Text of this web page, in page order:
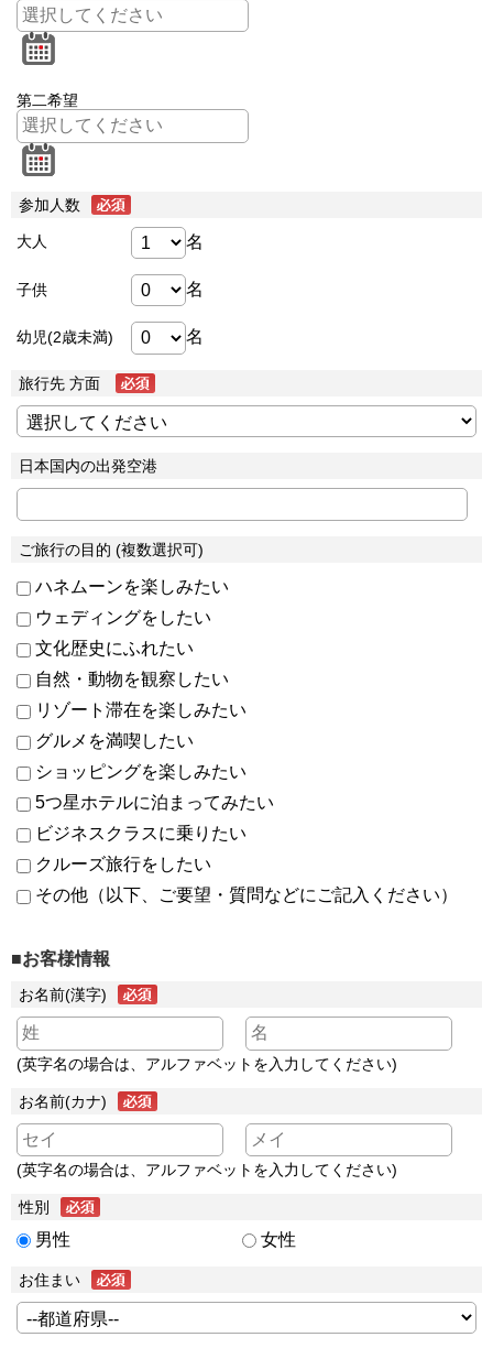
第二希望
参加人数
大人 名
子供 名
幼児(2歳未満) 名
旅行先 方面
日本国内の出発空港
ご旅行の目的 (複数選択可)
ハネムーンを楽しみたい
ウェディングをしたい
文化歴史にふれたい
自然・動物を観察したい
リゾート滞在を楽しみたい
グルメを満喫したい
ショッピングを楽しみたい
5つ星ホテルに泊まってみたい
ビジネスクラスに乗りたい
クルーズ旅行をしたい
その他（以下、ご要望・質問などにご記入ください）
■お客様情報
お名前(漢字)
(英字名の場合は、アルファベットを入力してください)
お名前(カナ)
(英字名の場合は、アルファベットを入力してください)
性別
男性 女性
お住まい